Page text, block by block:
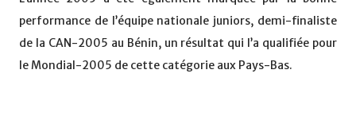
performance de l’équipe nationale juniors, demi-finaliste
de la CAN-2005 au Bénin, un résultat qui l’a qualifiée pour
le Mondial-2005 de cette catégorie aux Pays-Bas.